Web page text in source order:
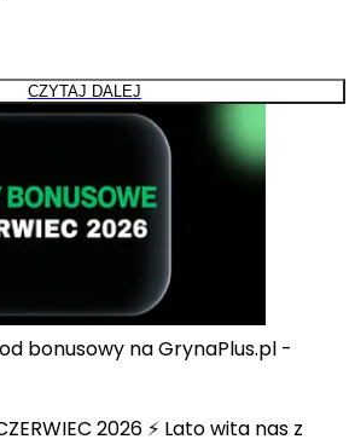
CZYTAJ DALEJ
bonusowy na GrynaPlus.pl -
2026 ⚡ Lato wita nas z